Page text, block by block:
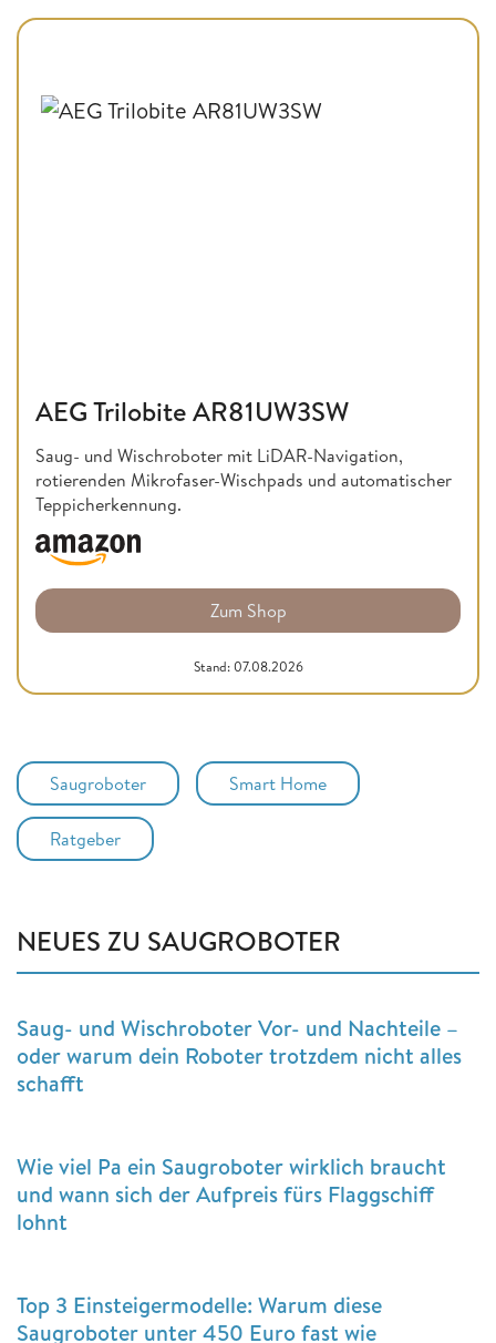
AEG Trilobite AR81UW3SW
Saug- und Wischroboter mit LiDAR-Navigation,
rotierenden Mikrofaser-Wischpads und automatischer
Teppicherkennung.
Zum Shop
Stand: 07.08.2026
Saugroboter Smart Home
Ratgeber
NEUES ZU SAUGROBOTER
Saug- und Wischroboter Vor- und Nachteile –
oder warum dein Roboter trotzdem nicht alles
schafft
Wie viel Pa ein Saugroboter wirklich braucht
und wann sich der Aufpreis fürs Flaggschiff
lohnt
Top 3 Einsteigermodelle: Warum diese
Saugroboter unter 450 Euro fast wie